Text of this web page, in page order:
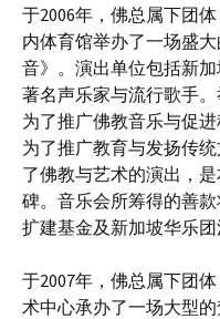
于2006年，佛总属下团
内体育馆举办了一场盛
音》。演出单位包括新
著名声乐家与流行歌手
为了推广佛教音乐与促
为了推广教育与发扬传
了佛教与艺术的演出，
碑。音乐会所筹得的善
扩建基金及新加坡华乐团
于2007年，佛总属下团
术中心承办了一场大型